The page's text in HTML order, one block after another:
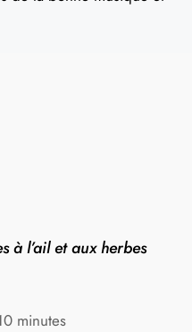
à l’ail et aux herbes
minutes